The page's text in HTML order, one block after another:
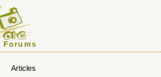
Forums
Articles